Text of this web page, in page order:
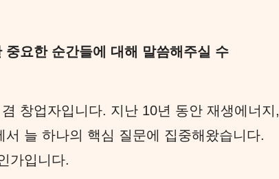
요한 순간들에 대해 말씀해주실 수
창업자입니다. 지난 10년 동안 재생에너지,
늘 하나의 핵심 질문에 집중해왔습니다.
가입니다.